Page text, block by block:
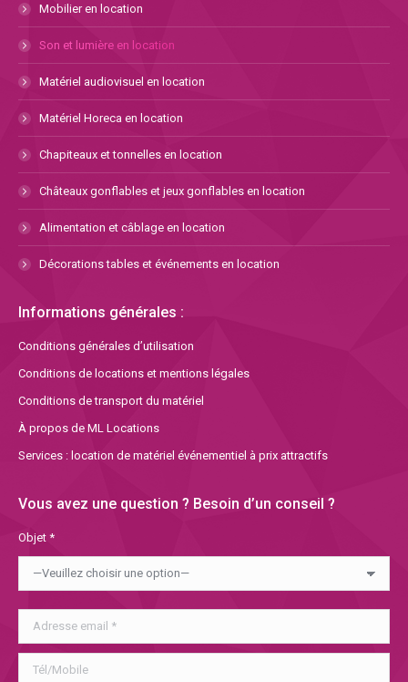
Mobilier en location
Son et lumière en location
Matériel audiovisuel en location
Matériel Horeca en location
Chapiteaux et tonnelles en location
Châteaux gonflables et jeux gonflables en location
Alimentation et câblage en location
Décorations tables et événements en location
Informations générales :
Conditions générales d’utilisation
Conditions de locations et mentions légales
Conditions de transport du matériel
À propos de ML Locations
Services : location de matériel événementiel à prix attractifs
Vous avez une question ? Besoin d’un conseil ?
Objet *